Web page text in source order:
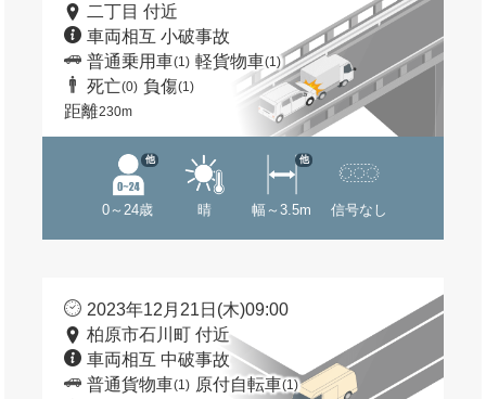
二丁目 付近
車両相互 小破事故
普通乗用車(1) 軽貨物車(1)
死亡(0) 負傷(1)
距離230m
0～24歳
他
晴 幅～3.5m
他
信号なし
2023年12月21日(木)09:00
柏原市石川町 付近
車両相互 中破事故
普通貨物車(1) 原付自転車(1)